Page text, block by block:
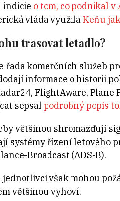
indicie o tom, co podnikal v
vláda využilaKeňu
trasovat letadlo?
řada komerčních služeb
informace o historii
FlightAware, Plane
sepsal podrobný popis
většinou shromažďují
systémy řízení letového
Broadcast (ADS-B).
jednotlivci však mohou
většinou vyhoví.